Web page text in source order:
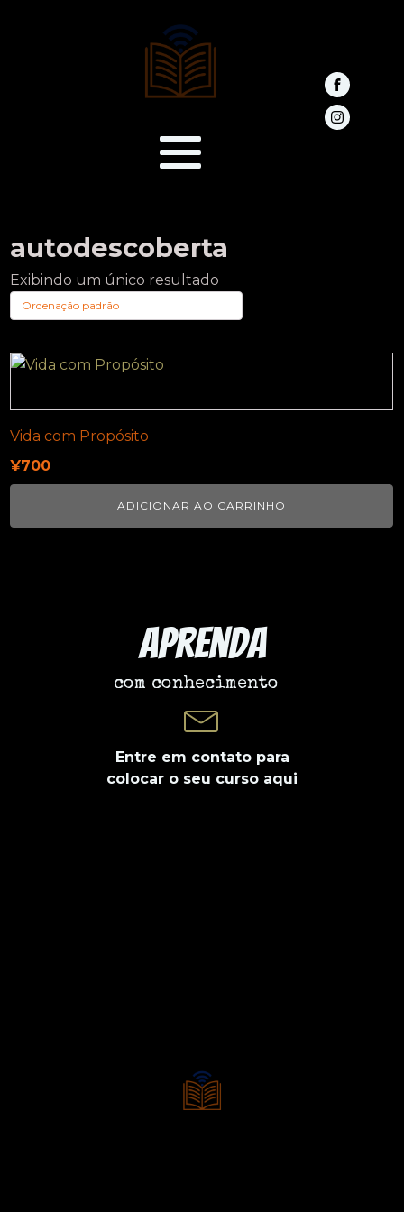
autodescoberta
Exibindo um único resultado
Vida com Propósito
¥700
ADICIONAR AO CARRINHO
Aprenda
com conhecimento
Entre em contato para
colocar o seu curso aqui